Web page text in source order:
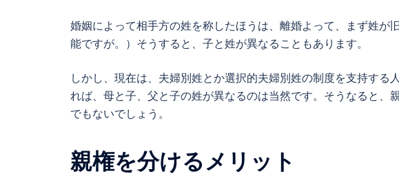
婚姻によって相手方の姓を称したほうは、離婚よって、まず姓が
能ですが。）そうすると、子と姓が異なることもあります。
しかし、現在は、夫婦別姓とか選択的夫婦別姓の制度を支持する
れば、母と子、父と子の姓が異なるのは当然です。そうなると、
でもないでしょう。
親権を分けるメリット